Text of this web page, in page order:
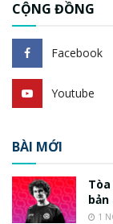
CỘNG ĐỒNG
Facebook
Youtube
BÀI MỚI
bản
1